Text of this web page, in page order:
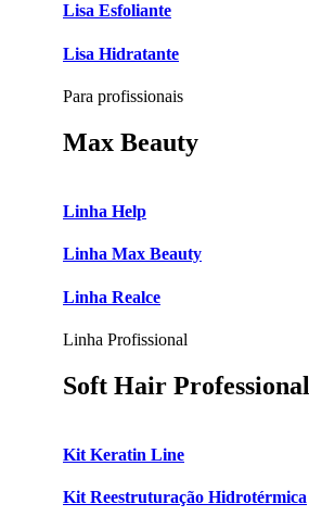
Lisa Esfoliante
Lisa Hidratante
Para profissionais
Max Beauty
Linha Help
Linha Max Beauty
Linha Realce
Linha Profissional
Soft Hair Professional
Kit Keratin Line
Kit Reestruturação Hidrotérmica